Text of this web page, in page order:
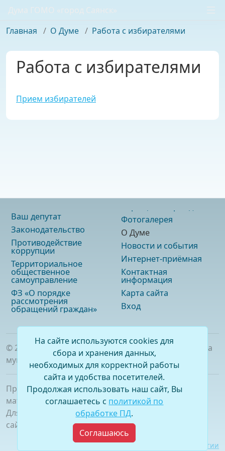
Дума ГОМО «город Саянск»
Главная / О Думе / Работа с избирателями
Работа с избирателями
Прием избирателей
Ваш депутат
Законодательство
Противодействие
коррупции
Территориальное
общественное
самоуправление
ФЗ «О порядке
рассмотрения
обращений граждан»
Фотогалерея
О Думе
Новости и события
Интернет-приёмная
Контактная
информация
Карта сайта
Вход
© 2026
. Официальный сайт Думы городского округа
муниципального образования «город Саянск»
При полном или частичном использовании
материалов ссылка на сайт обязательна.
Для сетевых изданий обязательна гиперссылка на
сайт –
www.dumasayansk.ru
Разработка сайта: Виртуальные технологии
На сайте используются cookies для
сбора и хранения данных,
необходимых для корректной работы
сайта и удобства посетителей.
Продолжая использовать наш сайт, Вы
соглашаетесь с политикой по
обработке ПД.
Соглашаюсь